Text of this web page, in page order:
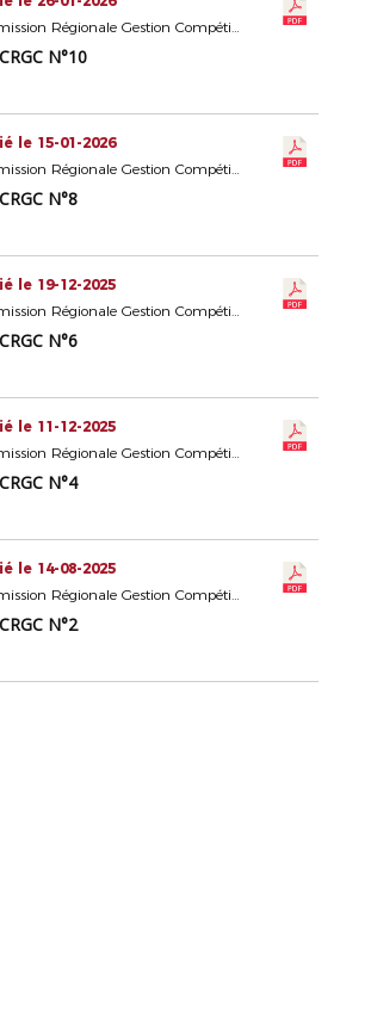
Commission Régionale Gestion Compétitions Seniors
N°10
le 15-01-2026
Commission Régionale Gestion Compétitions Seniors
N°8
le 19-12-2025
Commission Régionale Gestion Compétitions Seniors
N°6
le 11-12-2025
Commission Régionale Gestion Compétitions Seniors
N°4
le 14-08-2025
Commission Régionale Gestion Compétitions Seniors
N°2